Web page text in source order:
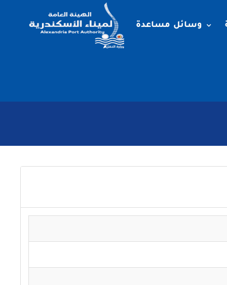
وسائل مساعدة